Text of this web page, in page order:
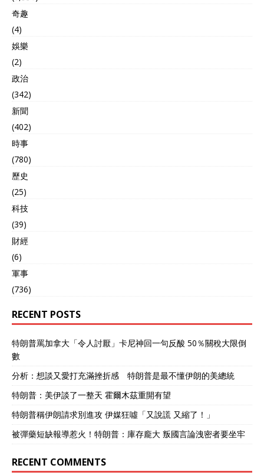
不再发生。中国外交部当时
就严正交涉，强调外国军舰
进中国领海必须批准，没批
就是违法。日方承诺彻查，
月，9月23日才正式宣布舰
长被换。整个过程，日本媒
体起初只提误入领海，没说
炮击细节，直到2025年8月
10日，日本共同社才从消息
人士那儿挖出炮击的事，报
道一出，日本网民炸锅了，
有人破防，有人质疑自卫队
水平。 这事本质上反映出日
本在东海的野心，他们近年
艇在周边海域转悠，美其名
曰监视，其实就是试探底
线。凉月号不是个例，日本
海上自卫队老干这种事，钓
鱼岛附近的中国渔船常被他
们骚扰。 2024年9月，日本
防卫大臣木原稔在国会上承
认撤换舰长，但还是咬定是
无意。中国海军的回应很果
但明确告诉对方，别再乱
来。根据国际法和中国法
律，外国军舰无害通过也得
遵守规定，没批准就别进。
日方借口站不住脚，电子海
图是核心导航设备，能实时
显示边界、航线，还联动
GPS和AIS系统，军舰执行任
务时怎么会忘开开关？这分
明是故意为之，想看看中国
海军的反应。 高畑康弘这
人，从基层军官干起，积累
了不少经验，参与过反潜演
练和东海巡航，2020年后当
求所谓“军事正常化”，而渲
染所谓“中国威胁”，就给了
日本一个发展自身军事力量
美国政府正在大力推动所
谓“印太战略”，而日本早就
冲在了第一线，日媒这次“冷
饭热炒”，不排除也是在配合
美国行事。
奇趣
(4)
娛樂
(2)
政治
(342)
新聞
(402)
時事
(780)
歷史
(25)
科技
(39)
財經
(6)
軍事
(736)
RECENT POSTS
特朗普罵加拿大「令人討厭」卡尼神回一句反酸 50％關稅大限倒
數
分析：想談又愛打充滿挫折感 特朗普是最不懂伊朗的美總統
特朗普：美伊談了一整天 霍爾木茲重開有望
特朗普稱伊朗請求別進攻 伊媒狂噓「又說謊 又縮了！」
被彈藥短缺報導惹火！特朗普：庫存龐大 叛國言論洩密者要坐牢
RECENT COMMENTS